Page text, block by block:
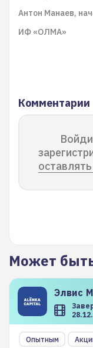
Антон Манаев,
ИФ «ОЛМА»
Комментарии
Может
Элвис
Опытным